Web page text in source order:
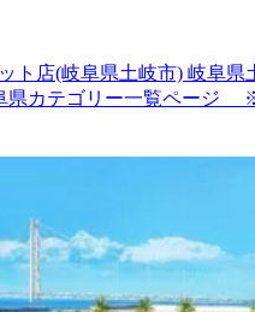
ト店(岐阜県土岐市) 岐阜
県カテゴリー一覧ページ